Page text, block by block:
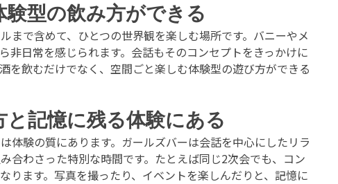
型の飲み方ができる
まで含めて、ひとつの世界観を楽しむ場所です。バニーやメ
日常を感じられます。会話もそのコンセプトをきっかけに
を飲むだけでなく、空間ごと楽しむ体験型の遊び方ができる
記憶に残る体験にある
体験の質にあります。ガールズバーは会話を中心にしたリラ
合わさった特別な時間です。たとえば同じ2次会でも、コン
ます。写真を撮ったり、イベントを楽しんだりと、記憶に